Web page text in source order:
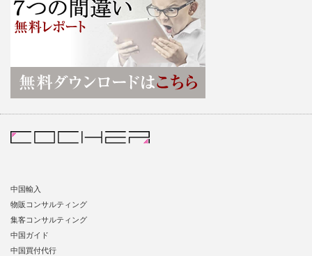
中国輸入
物販コンサルティング
集客コンサルティング
中国ガイド
中国買付代行